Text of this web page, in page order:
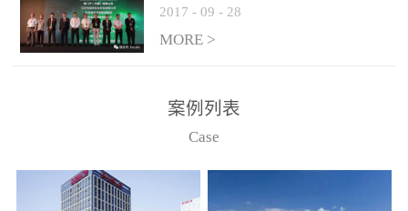
两者之间通过以太网相
联，一台监控主机最多可
从监控主机上获取，最多
只能接6台，超过的需从现
联合采购战略合作平台
2017 - 09 - 28
MORE >
案例列表
Case